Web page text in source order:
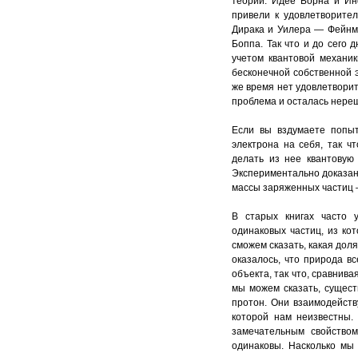
привели к
Дирака и Уилера —
Боппа. Так что и до сего
учетом квантовой
бесконечной собственной
же время нет
проблема и осталась
Если вы вздумаете
электрона на себя, так
делать из нее
Экспериментально
массы заряженных частиц
В старых книгах часто
одинаковых частиц, из
сможем сказать, какая
оказалось, что природа
объекта, так что,
мы можем сказать,
протон. Они
которой нам
замечательным
одинаковы. Насколько